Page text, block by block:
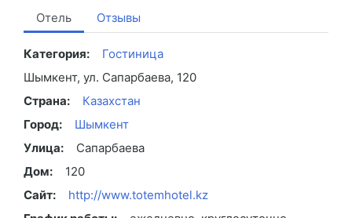
Отель Отзывы
Категория:
Гостиница
Шымкент, ул. Сапарбаева, 120
Страна:
Казахстан
Город:
Шымкент
Улица:
Сапарбаева
Дом:
120
Сайт:
http://www.totemhotel.kz